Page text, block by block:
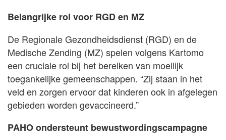
Belangrijke rol voor RGD en MZ
De Regionale Gezondheidsdienst (RGD) en de
Medische Zending (MZ) spelen volgens Kartomo
een cruciale rol bij het bereiken van moeilijk
toegankelijke gemeenschappen. “Zij staan in het
veld en zorgen ervoor dat kinderen ook in afgelegen
gebieden worden gevaccineerd.”
PAHO ondersteunt bewustwordingscampagne